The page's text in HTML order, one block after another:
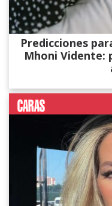
Predicciones
Mhoni Vidente: